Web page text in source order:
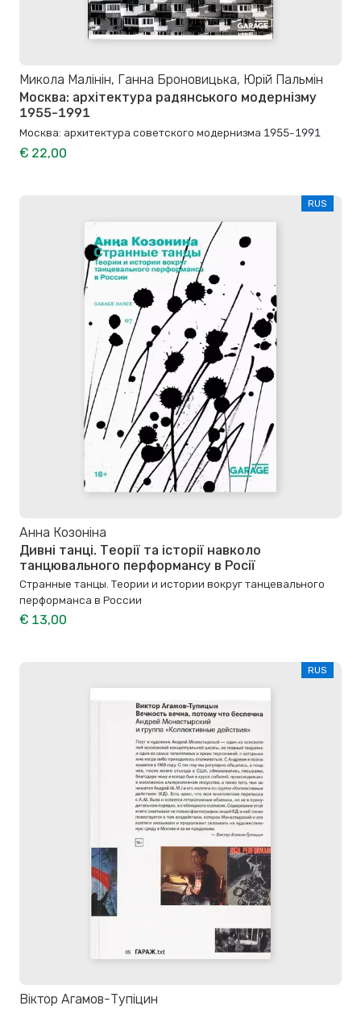
Микола Малінін, Ганна Броновицька, Юрій Пальмін
Москва: архітектура радянського модернізму
1955-1991
Москва: архитектура советского модернизма 1955-1991
€ 22,00
RUS
Анна Козоніна
Дивні танці. Теорії та історії навколо
танцювального перформансу в Росії
Странные танцы. Теории и истории вокруг танцевального
перформанса в России
€ 13,00
RUS
Віктор Агамов-Тупіцин